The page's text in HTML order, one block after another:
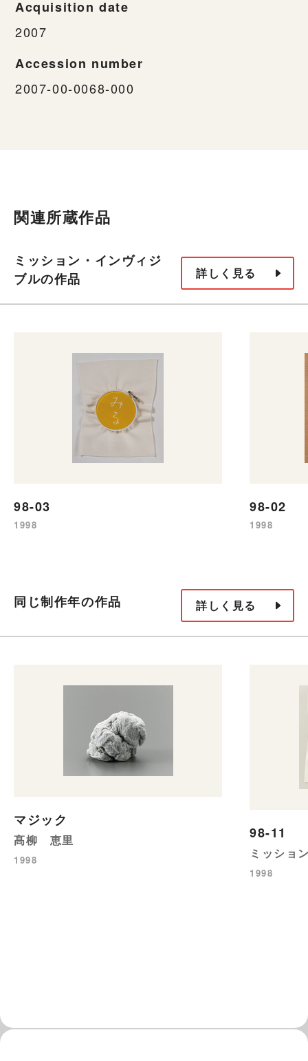
Acquisition date
2007
Accession number
2007-00-0068-000
関連所蔵作品
ミッション・インヴィジ
ブルの作品
詳しく見る
98-03
1998
98-02
1998
同じ制作年の作品 詳しく見る
マジック
髙柳 恵里
1998
98-11
ミッショ
1998